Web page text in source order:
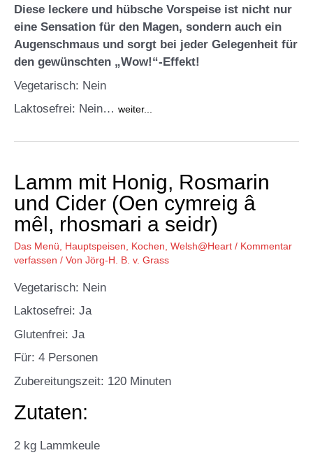
Diese leckere und hübsche Vorspeise ist nicht nur
eine Sensation für den Magen, sondern auch ein
Augenschmaus und sorgt bei jeder Gelegenheit für
den gewünschten „Wow!“-Effekt!
Vegetarisch: Nein
Laktosefrei: Nein… weiter...
Lamm mit Honig, Rosmarin
und Cider (Oen cymreig â
mêl, rhosmari a seidr)
Das Menü Hauptspeisen Kochen Welsh@Heart / Kommentar
verfassen / Von Jörg-H. B. v. Grass
Vegetarisch: Nein
Laktosefrei: Ja
Glutenfrei: Ja
Für: 4 Personen
Zubereitungszeit: 120 Minuten
Zutaten:
2 kg Lammkeule